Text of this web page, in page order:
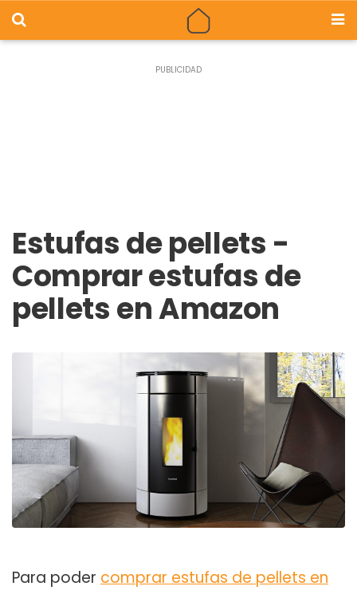
Estufas de pellets -
Comprar estufas de
pellets en Amazon
Para poder comprar estufas de pellets en